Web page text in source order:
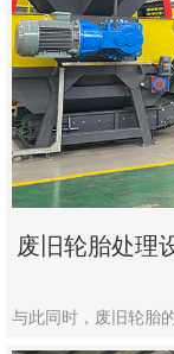
态
联
系
郑
州
市
九
设
废旧轮胎处理
与此同时，废旧轮胎